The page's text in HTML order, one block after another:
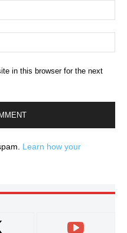
in this browser for the next
Learn how your